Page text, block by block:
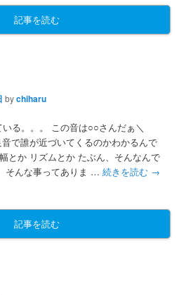
記事を読む
bychiharu
る。。。 この音は○○さんだぁ＼
で誰が近づいてくるのかわかるんで
とか リズムとか たぶん、そんなんで
そんな事ってありま …続きを読む →
記事を読む